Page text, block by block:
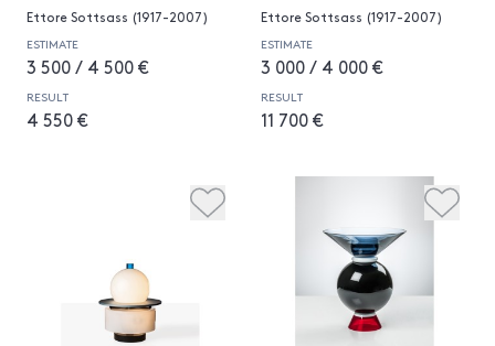
Ettore Sottsass (1917-2007)
ESTIMATE
3 500 / 4 500 €
RESULT
4 550 €
Ettore Sottsass (1917-2007)
ESTIMATE
3 000 / 4 000 €
RESULT
11 700 €